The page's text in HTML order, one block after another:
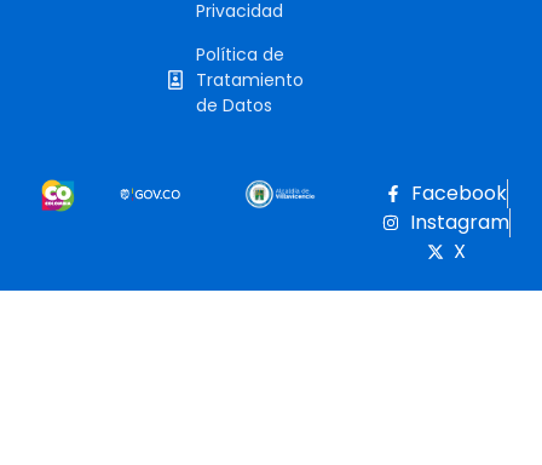
Privacidad
Política de
Tratamiento
de Datos
Facebook
Instagram
X